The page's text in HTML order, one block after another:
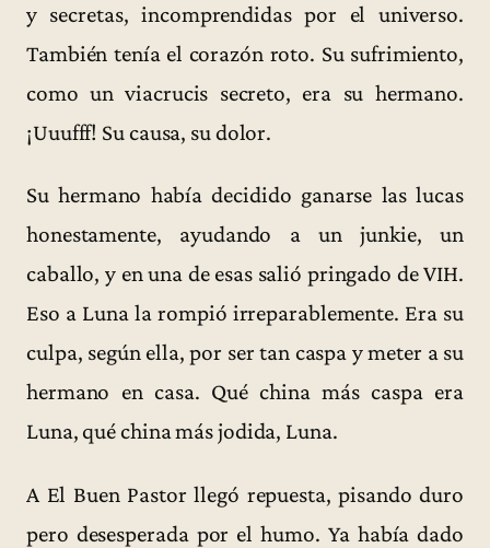
y secretas, incomprendidas por el universo.
También tenía el corazón roto. Su sufrimiento,
como un viacrucis secreto, era su hermano.
¡Uuufff! Su causa, su dolor.
Su hermano había decidido ganarse las lucas
honestamente, ayudando a un junkie, un
caballo, y en una de esas salió pringado de VIH.
Eso a Luna la rompió irreparablemente. Era su
culpa, según ella, por ser tan caspa y meter a su
hermano en casa. Qué china más caspa era
Luna, qué china más jodida, Luna.
A El Buen Pastor llegó repuesta, pisando duro
pero desesperada por el humo. Ya había dado